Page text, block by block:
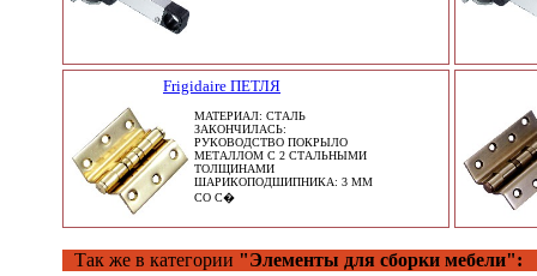
Frigidaire ПЕТЛЯ
МАТЕРИАЛ: СТАЛЬ
ЗАКОНЧИЛАСЬ:
РУКОВОДСТВО ПОКРЫЛО
МЕТАЛЛОМ С 2 СТАЛЬНЫМИ
ТОЛЩИНАМИ
ШАРИКОПОДШИПНИКА: 3 ММ
СО С�
Так же в категории "Элементы для сборки мебели":